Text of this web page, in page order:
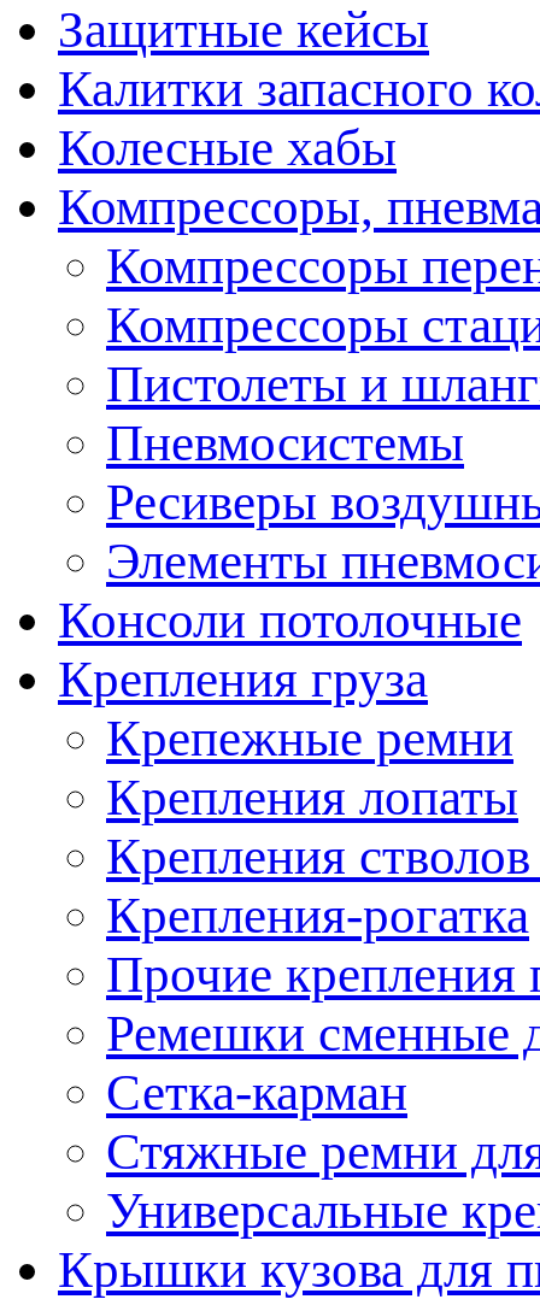
Защитные кейсы
Калитки запасного
Колесные хабы
Компрессоры,
Компрессоры
Компрессоры
Пистолеты и
Пневмосистемы
Ресиверы
Элементы
Консоли потолочные
Крепления груза
Крепежные ремни
Крепления лопаты
Крепления
Крепления-рогатка
Прочие крепления
Ремешки сменные
Сетка-карман
Стяжные ремни
Универсальные
Крышки кузова для